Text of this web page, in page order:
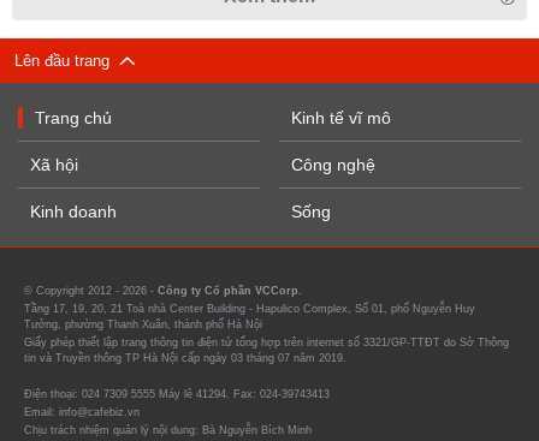
Lên đầu trang
Trang chủ
Xã hội
Kinh doanh
Kinh tế vĩ mô
Công nghệ
Sống
© Copyright 2012 - 2026 - Công ty Cổ phần VCCorp.
Tầng 17, 19, 20, 21 Toà nhà Center Building - Hapulico Complex, Số 01, phố Nguyễn Huy
Tưởng, phường Thanh Xuân, thành phố Hà Nội
Giấy phép thiết lập trang thông tin điện tử tổng hợp trên internet số 3321/GP-TTĐT do Sở Thông
tin và Truyền thông TP Hà Nội cấp ngày 03 tháng 07 năm 2019.
Điện thoại: 024 7309 5555 Máy lẻ 41294. Fax: 024-39743413
Email: info@cafebiz.vn
Chịu trách nhiệm quản lý nội dung: Bà Nguyễn Bích Minh